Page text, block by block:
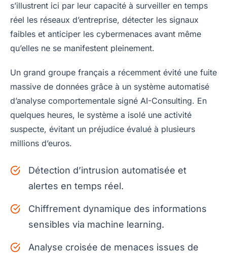
s’illustrent ici par leur capacité à surveiller en temps
réel les réseaux d’entreprise, détecter les signaux
faibles et anticiper les cybermenaces avant même
qu’elles ne se manifestent pleinement.
Un grand groupe français a récemment évité une fuite
massive de données grâce à un système automatisé
d’analyse comportementale signé AI-Consulting. En
quelques heures, le système a isolé une activité
suspecte, évitant un préjudice évalué à plusieurs
millions d’euros.
Détection d’intrusion automatisée et
alertes en temps réel.
Chiffrement dynamique des informations
sensibles via machine learning.
Analyse croisée de menaces issues de